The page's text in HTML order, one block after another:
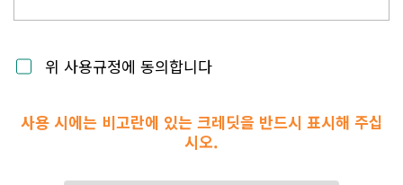
위 사용규정에 동의합니다
사용 시에는 비고란에 있는 크레딧을 반드시 표시해 주십
시오.